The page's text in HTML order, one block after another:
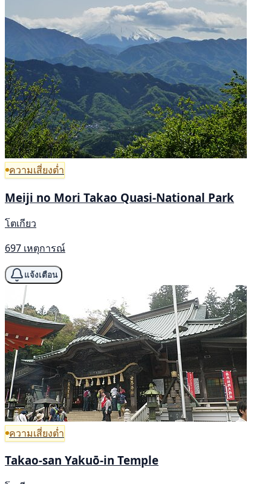
ความเสี่ยงต่ำ
Meiji no Mori Takao Quasi-National Park
โตเกียว
697 เหตุการณ์
แจ้งเตือน
ความเสี่ยงต่ำ
Takao-san Yakuō-in Temple